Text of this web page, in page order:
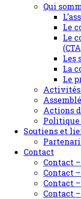
Qui
Le
Le
Les
La
Le
Activités
Actions
Soutiens et
Contact
Contact
Contact
Contact
Contact